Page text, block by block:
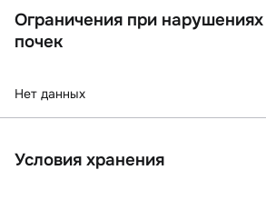
Ограничения при
почек
Нет данных
Условия хранения